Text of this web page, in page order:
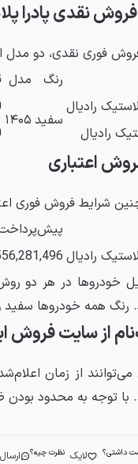
نقدی پادرا
فوری نقدی، دو مدل
رنگ مدل
رادیال
سفید ۱۴۰۵
رادیال
اعتباری
شرایط فروش فوری
رادیال
همه خودروها سفید و مدل
از سایت فروش
از زمان
با توجه به محدود
داشتی؟ لایک نظرت چیه؟